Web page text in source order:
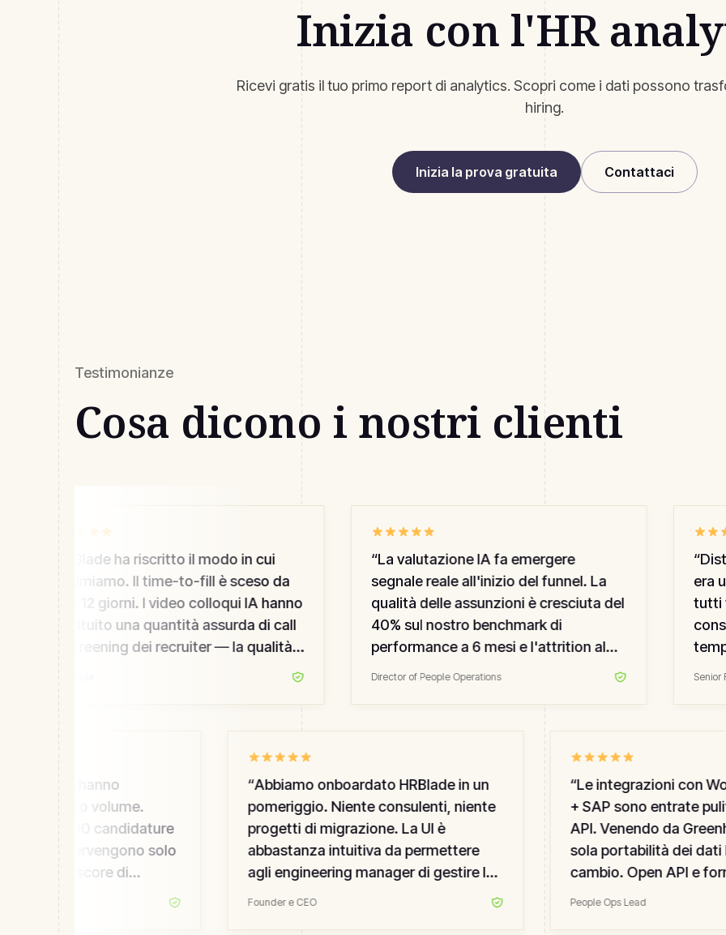
Inizia con l'HR
Ricevi gratis il tuo primo report di analytics. Scopri come i dati possono
hiring.
Inizia la prova gratuita Contattaci
Testimonianze
Cosa dicono i nostri clienti
HRBlade ha riscritto il modo in cui
assumiamo. Il time-to-fill è sceso da
45 a 12 giorni. I video colloqui IA hanno
sostituito una quantità assurda di call
di screening dei recruiter — la qualità è
chain hanno
ad alto volume.
oltre 2.000 candidature
intervengono solo
gli score di
La valutazione IA fa emergere
segnale reale all'inizio del funnel. La
qualità delle assunzioni è cresciuta del
40% sul nostro benchmark di
performance a 6 mesi e l'attrition al
Director of People Operations
Abbiamo onboardato HRBlade in un
pomeriggio. Niente consulenti, niente
progetti di migrazione. La UI è
abbastanza intuitiva da permettere
agli engineering manager di gestire le
Founder e CEO
era
tutti
Senior
Le integrazioni con
+ SAP sono entrate
API. Venendo da
sola portabilità dei dati
cambio. Open API e
People Ops Lead